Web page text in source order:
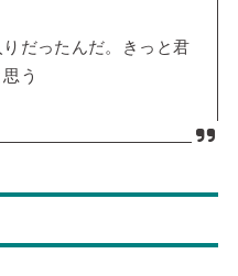
だったんだ。きっと君
う